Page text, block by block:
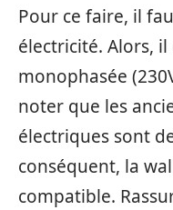
Pour ce faire, il
électricité. Alors,
monophasée
noter que les
électriques sont
conséquent, la
compatible.